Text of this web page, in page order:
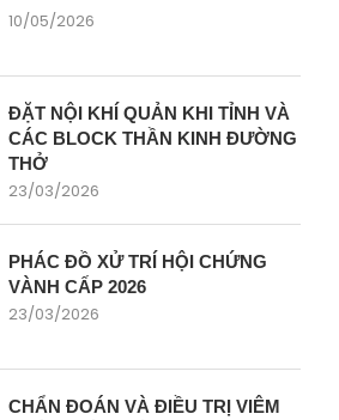
10/05/2026
ĐẶT NỘI KHÍ QUẢN KHI TỈNH VÀ
CÁC BLOCK THẦN KINH ĐƯỜNG
THỞ
23/03/2026
PHÁC ĐỒ XỬ TRÍ HỘI CHỨNG
VÀNH CẤP 2026
23/03/2026
CHẨN ĐOÁN VÀ ĐIỀU TRỊ VIÊM